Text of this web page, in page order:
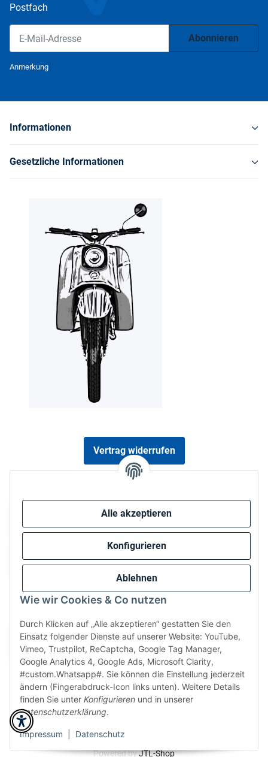
Alle akzeptieren
Konfigurieren
Ablehnen
Wie wir Cookies & Co nutzen
Durch Klicken auf „Alle akzeptieren“ gestatten Sie den
Einsatz folgender Dienste auf unserer Website: YouTube,
Vimeo, Trustpilot, ReCaptcha, Google Tag Manager,
Google Analytics 4, Google Ads, Microsoft Clarity,
#custom.Whatsapp#. Sie können die Einstellung jederzeit
ändern (Fingerabdruck-Icon links unten). Weitere Details
finden Sie unter Konfigurieren und in unserer
Datenschutzerklärung.
Impressum Datenschutz
Postfach
Abonnieren
Anmerkung
Informationen
Gesetzliche Informationen
Vertrag widerrufen
Wir versenden via:
* Alle Preise inkl. gesetzlicher USt., zzgl.
Powered byJTL-Shop